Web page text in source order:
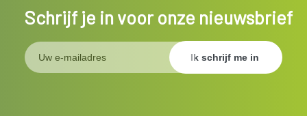
Schrijf je in voor onze nieuwsbrief